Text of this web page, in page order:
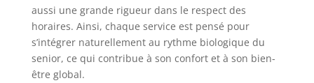
aussi une grande rigueur dans le respect des
horaires. Ainsi, chaque service est pensé pour
s’intégrer naturellement au rythme biologique du
senior, ce qui contribue à son confort et à son bien-
être global.